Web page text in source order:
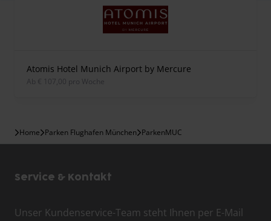
Atomis Hotel Munich Airport by Mercure
ab € 107,00 pro Woche
Home Parken Flughafen München ParkenMUC
Service & Kontakt
Unser Kundenservice-Team steht Ihnen per E-Mail